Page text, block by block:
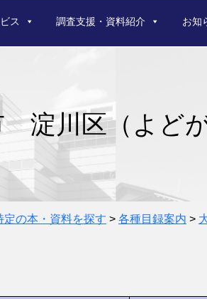
ス 調査支援・資料紹介 お知
淀川区（よどが
定の本・資料を探す > 各種目録案内 >